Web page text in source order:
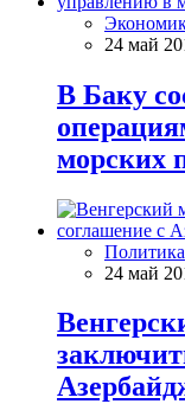
24 май
В Баку
морских
Политика
24 май